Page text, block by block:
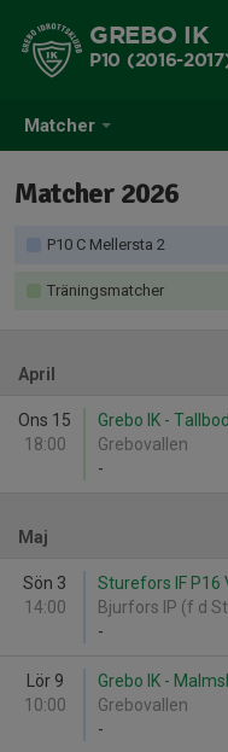
Matcher
GREBO IK
P10 (2016-
Matcher 2026
P10 C Mellersta 2
Träningsmatcher
April
Ons 15
18:00
Grebo IK -
Grebovallen
-
Maj
Sön 3
14:00
Sturefors IF P16
Bjurfors IP (f d
-
Lör 9
10:00
Grebo IK -
Grebovallen
-